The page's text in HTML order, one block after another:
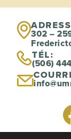
302 –
TÉL:
(506)